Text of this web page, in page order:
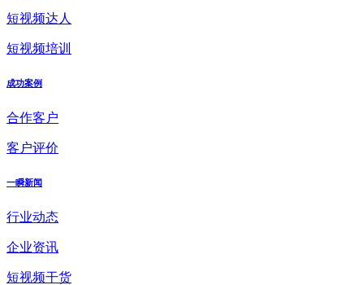
短视频达人
短视频培训
成功案例
合作客户
客户评价
一瞬新闻
行业动态
企业资讯
短视频干货